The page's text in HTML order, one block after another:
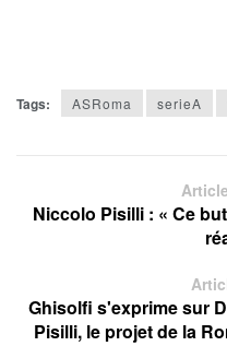
Tags: ASRoma serieA
Niccolo Pisilli : « Ce
Ghisolfi s'exprime sur
Pisilli, le projet de la